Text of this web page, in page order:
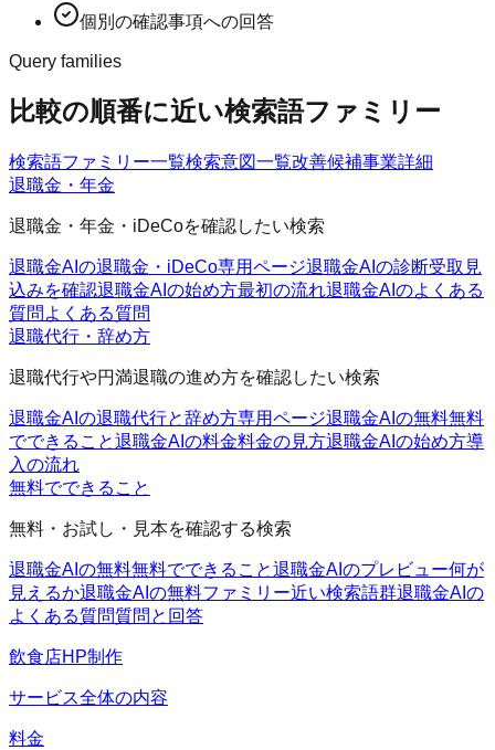
個別の確認事項への回答
Query families
比較の順番に近い検索語ファミリー
検索語ファミリー一覧検索意図一覧改善候補事業詳細
退職金・年金
退職金・年金・iDeCoを確認したい検索
退職金AIの退職金・iDeCo専用ページ退職金AIの診断受取見
込みを確認退職金AIの始め方最初の流れ退職金AIのよくある
質問 よくある質問
退職代行・辞め方
退職代行や円満退職の進め方を確認したい検索
退職金AIの退職代行と辞め方専用ページ退職金AIの無料無料
でできること退職金AIの料金料金の見方退職金AIの始め方導
入の流れ
無料でできること
無料・お試し・見本を確認する検索
退職金AIの無料無料でできること退職金AIのプレビュー何が
見えるか退職金AIの無料ファミリー近い検索語群退職金AIの
よくある質問質問と回答
飲食店HP制作
サービス全体の内容
料金